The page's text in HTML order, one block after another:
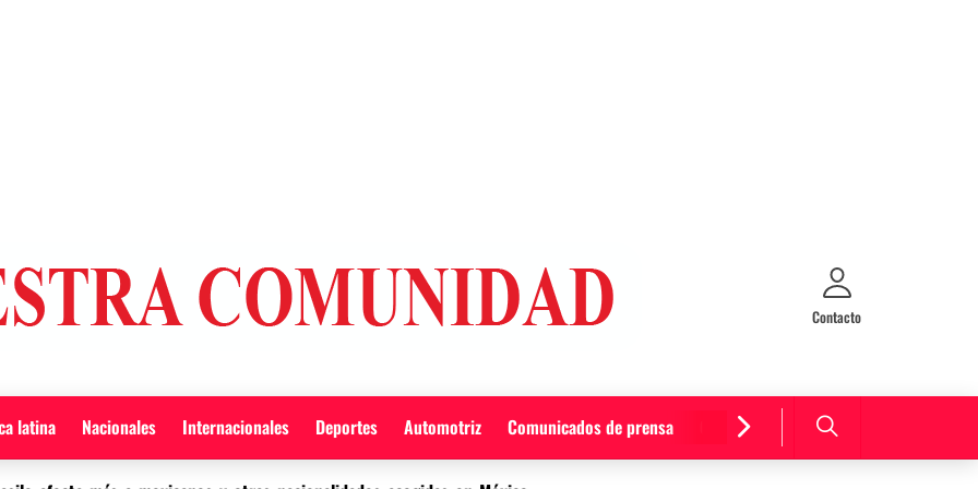
Contacto
latina Nacionales Internacionales Deportes Automotriz Comunicados de prensa Cultura y entretenimiento